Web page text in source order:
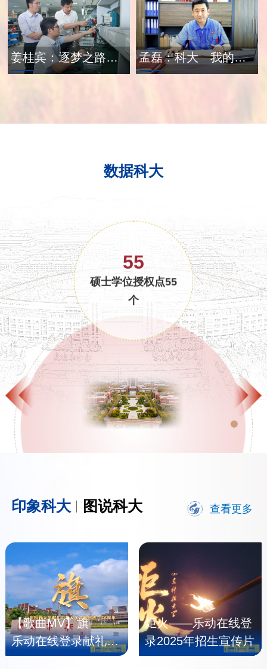
姜桂宾：逐梦之路不停步 孟磊：科大 我的根 我的魂
数据科大
55
硕士学位授权点55
个
印象科大 图说科大 查看更多
【歌曲MV】旗——
乐动在线登录献礼中
华人民共和国成立76
炬火——乐动在线登
录2025年招生宣传片